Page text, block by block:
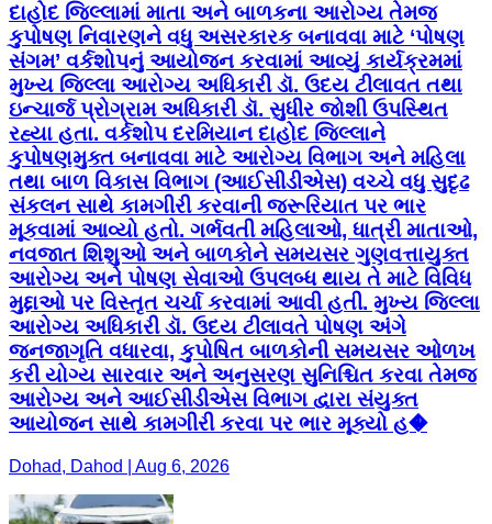
દાહોદ જિલ્લામાં માતા અને બાળકના આરોગ્ય તેમજ
કુપોષણ નિવારણને વધુ અસરકારક બનાવવા માટે ‘પોષણ
સંગમ’ વર્કશોપનું આયોજન કરવામાં આવ્યું કાર્યક્રમમાં
મુખ્ય જિલ્લા આરોગ્ય અધિકારી ડૉ. ઉદય ટીલાવત તથા
ઇન્ચાર્જ પ્રોગ્રામ અધિકારી ડૉ. સુધીર જોશી ઉપસ્થિત
રહ્યા હતા. વર્કશોપ દરમિયાન દાહોદ જિલ્લાને
કુપોષણમુક્ત બનાવવા માટે આરોગ્ય વિભાગ અને મહિલા
તથા બાળ વિકાસ વિભાગ (આઈસીડીએસ) વચ્ચે વધુ સુદૃઢ
સંકલન સાથે કામગીરી કરવાની જરૂરિયાત પર ભાર
મૂકવામાં આવ્યો હતો. ગર્ભવતી મહિલાઓ, ધાત્રી માતાઓ,
નવજાત શિશુઓ અને બાળકોને સમયસર ગુણવત્તાયુક્ત
આરોગ્ય અને પોષણ સેવાઓ ઉપલબ્ધ થાય તે માટે વિવિધ
મુદ્દાઓ પર વિસ્તૃત ચર્ચા કરવામાં આવી હતી. મુખ્ય જિલ્લા
આરોગ્ય અધિકારી ડૉ. ઉદય ટીલાવતે પોષણ અંગે
જનજાગૃતિ વધારવા, કુપોષિત બાળકોની સમયસર ઓળખ
કરી યોગ્ય સારવાર અને અનુસરણ સુનિશ્ચિત કરવા તેમજ
આરોગ્ય અને આઈસીડીએસ વિભાગ દ્વારા સંયુક્ત
આયોજન સાથે કામગીરી કરવા પર ભાર મૂક્યો હ�
Dohad, Dahod | Aug 6, 2026